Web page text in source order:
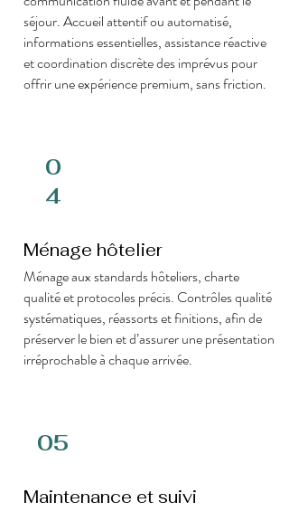
séjour. Accueil attentif ou automatisé,
informations essentielles, assistance réactive
et coordination discrète des imprévus pour
offrir une expérience premium, sans friction.
0
4
Ménage hôtelier
Ménage aux standards hôteliers, charte
qualité et protocoles précis. Contrôles qualité
systématiques, réassorts et finitions, afin de
préserver le bien et d’assurer une présentation
irréprochable à chaque arrivée.
05
Maintenance et suivi